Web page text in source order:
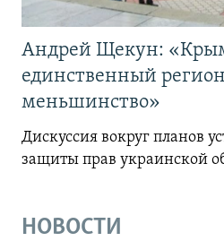
Андрей Щекун:
единственный
меньшинство»
Дискуссия вокруг планов
защиты прав украинской
НОВОСТИ